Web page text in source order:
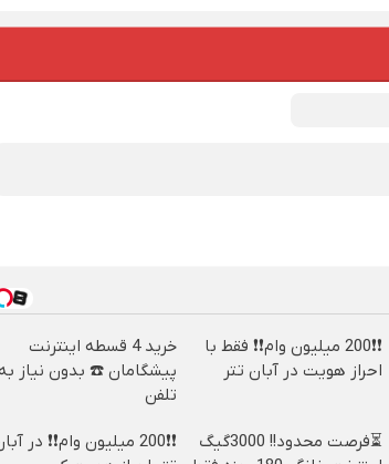
❗❗200 میلیون وام❗❗ فقط با
احراز هویت در آبان تتر
خرید 4 قسطه اینترنت
پیشگامان ☎️ بدون نیاز
تلفن
⏳فرصت محدود!! 3000گیگ
❗❗200 میلیون وام❗❗ در